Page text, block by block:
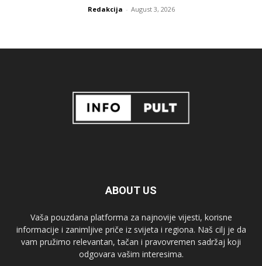
Redakcija - August 3, 2026
ABOUT US
Vaša pouzdana platforma za najnovije vijesti, korisne
informacije i zanimljive priče iz svijeta i regiona. Naš cilj je da
vam pružimo relevantan, tačan i pravovremen sadržaj koji
odgovara vašim interesima.